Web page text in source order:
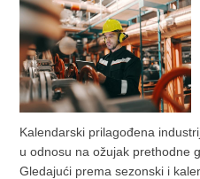
Kalendarski prilagođena
u odnosu na ožujak prethodne
Gledajući prema sezonski i